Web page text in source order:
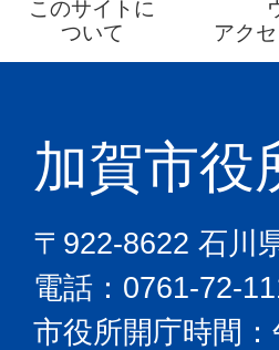
このサイトに
ついて
アク
加賀市役
〒922-8622 石川
電話：0761-72-
市役所開庁時間